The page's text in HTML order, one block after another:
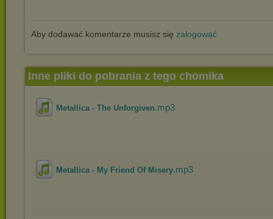
Aby dodawać komentarze musisz się zalogować
Inne pliki do pobrania z tego chomika
Metallica - The Unforgiven.mp3
Metallica - My Friend Of Misery.mp3